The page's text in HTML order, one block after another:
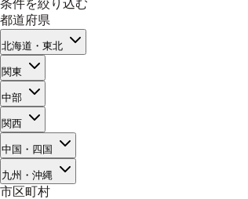
条件を絞り込む
都道府県
北海道・東北
関東
中部
関西
中国・四国
九州・沖縄
市区町村